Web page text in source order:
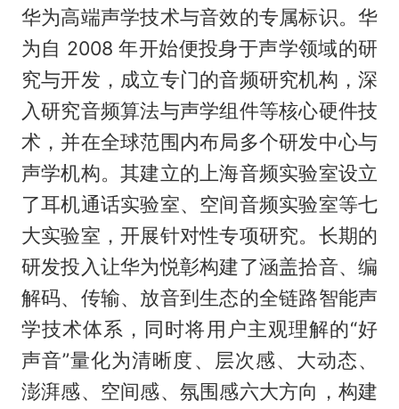
华为高端声学技术与音效的专属标识。华
为自 2008 年开始便投身于声学领域的研
究与开发，成立专门的音频研究机构，深
入研究音频算法与声学组件等核心硬件技
术，并在全球范围内布局多个研发中心与
声学机构。其建立的上海音频实验室设立
了耳机通话实验室、空间音频实验室等七
大实验室，开展针对性专项研究。长期的
研发投入让华为悦彰构建了涵盖拾音、编
解码、传输、放音到生态的全链路智能声
学技术体系，同时将用户主观理解的“好
声音”量化为清晰度、层次感、大动态、
澎湃感、空间感、氛围感六大方向，构建